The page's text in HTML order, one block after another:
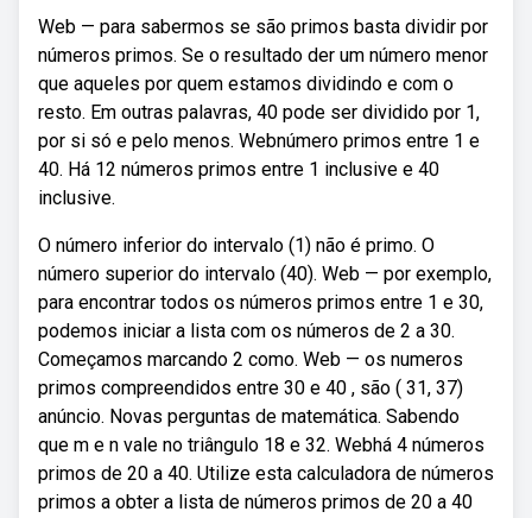
Web — para sabermos se são primos basta dividir por
números primos. Se o resultado der um número menor
que aqueles por quem estamos dividindo e com o
resto. Em outras palavras, 40 pode ser dividido por 1,
por si só e pelo menos. Webnúmero primos entre 1 e
40. Há 12 números primos entre 1 inclusive e 40
inclusive.
O número inferior do intervalo (1) não é primo. O
número superior do intervalo (40). Web — por exemplo,
para encontrar todos os números primos entre 1 e 30,
podemos iniciar a lista com os números de 2 a 30.
Começamos marcando 2 como. Web — os numeros
primos compreendidos entre 30 e 40 , são ( 31, 37)
anúncio. Novas perguntas de matemática. Sabendo
que m e n vale no triângulo 18 e 32. Webhá 4 números
primos de 20 a 40. Utilize esta calculadora de números
primos a obter a lista de números primos de 20 a 40